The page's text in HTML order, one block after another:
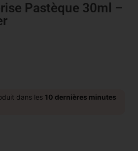
Pastèque 30ml –
dans les 10 dernières minutes